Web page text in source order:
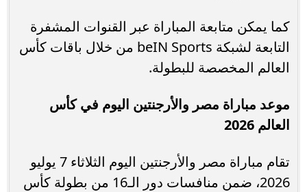
كما يمكن متابعة المباراة عبر القنوات المشفرة
التابعة لشبكة beIN Sports من خلال باقات كأس
العالم المخصصة للبطولة.
موعد مباراة مصر والأرجنتين اليوم في كأس
العالم 2026
تقام مباراة مصر والأرجنتين اليوم الثلاثاء 7 يوليو
2026، ضمن منافسات دور الـ16 من بطولة كأس